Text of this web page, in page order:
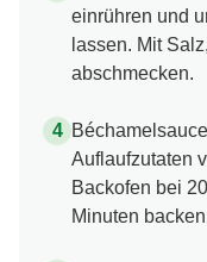
einrühren und
lassen. Mit
abschmecken.
Auflaufzutaten
Backofen bei
Minuten